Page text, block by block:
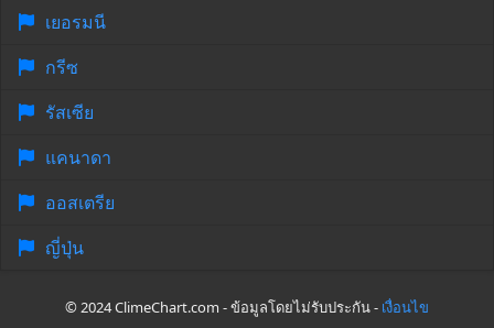
เยอรมนี
กรีซ
รัสเซีย
แคนาดา
ออสเตรีย
ญี่ปุ่น
© 2024 ClimeChart.com - ข้อมูลโดยไม่รับประกัน - เงื่อนไข